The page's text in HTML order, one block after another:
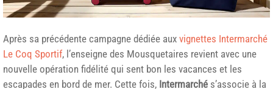
Après sa précédente campagne dédiée aux vignettes Intermarché
Le Coq Sportif, l’enseigne des Mousquetaires revient avec une
nouvelle opération fidélité qui sent bon les vacances et les
escapades en bord de mer. Cette fois, Intermarché s’associe à la